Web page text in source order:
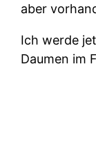
aber
Ich werde
Daumen im